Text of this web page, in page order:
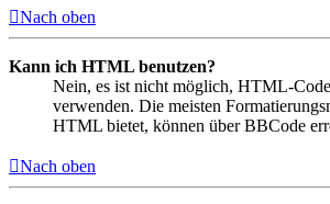
Nach oben
Kann ich HTML benutzen?
Nein, es ist nicht möglich, HTML-
verwenden. Die meisten
HTML bietet, können über BBCode
Nach oben